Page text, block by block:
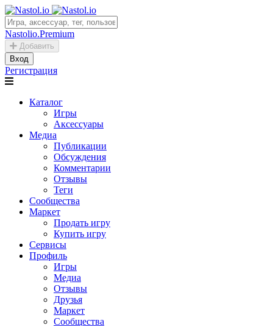
Nastolio.Premium
Добавить
Вход
Регистрация
Каталог
Игры
Аксессуары
Медиа
Публикации
Обсуждения
Комментарии
Отзывы
Теги
Сообщества
Маркет
Продать игру
Купить игру
Сервисы
Профиль
Игры
Медиа
Отзывы
Друзья
Маркет
Сообщества